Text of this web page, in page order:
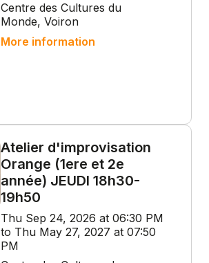
Centre des Cultures du
Monde, Voiron
More information
Atelier d'improvisation
Orange (1ere et 2e
année) JEUDI 18h30-
19h50
Thu Sep 24, 2026 at 06:30 PM
to Thu May 27, 2027 at 07:50
PM